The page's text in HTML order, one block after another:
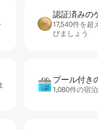
認証済みの
17,540件を超
びましょう
プール付き
1,080件の宿